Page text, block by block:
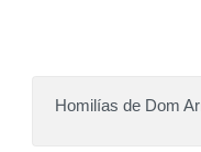
Homilías de Dom